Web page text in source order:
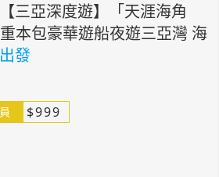
【三亞深度遊】「天涯海角
本包豪華遊船夜遊三亞灣 海
發
$999